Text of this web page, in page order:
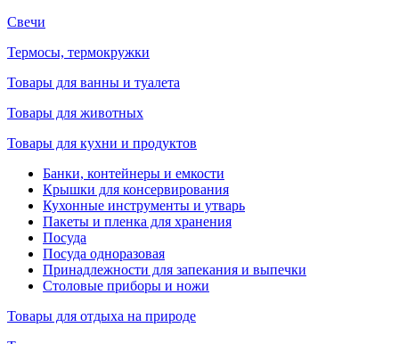
Свечи
Термосы, термокружки
Товары для ванны и туалета
Товары для животных
Товары для кухни и продуктов
Банки, контейнеры и емкости
Крышки для консервирования
Кухонные инструменты и утварь
Пакеты и пленка для хранения
Посуда
Посуда одноразовая
Принадлежности для запекания и выпечки
Столовые приборы и ножи
Товары для отдыха на природе